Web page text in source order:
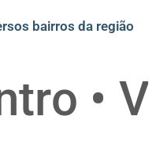
bairros da região
•